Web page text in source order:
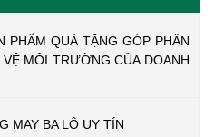
PHẨM QUÀ TẶNG GÓP PHẦN
VỆ MÔI TRƯỜNG CỦA DOANH
MAY BA LÔ UY TÍN